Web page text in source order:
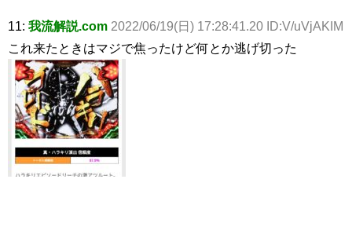
11: 我流解説.com 2022/06/19(日) 17:28:41.20 ID:V/uVjAKIM
これ来たときはマジで焦ったけど何とか逃げ切った